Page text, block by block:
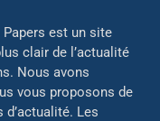
Papers est un site
clair de l’actualité
Nous avons
vous proposons de
d’actualité. Les